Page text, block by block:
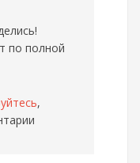
по полной
,